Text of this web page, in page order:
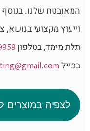
המאובטח שלנו.
תלת מימד, בטלפון
במייל
לצפיה במוצרים